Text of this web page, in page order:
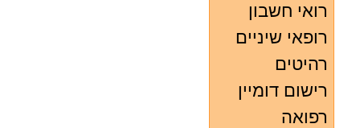
רואי חשבון
רופאי שיניים
רהיטים
רישום דומיין
רפואה